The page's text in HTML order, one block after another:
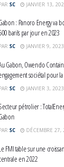
SC JANVIER 13,
: Panoro Energy va
barils par jour en 2023
SC JANVIER 9, 2023
Gabon, Owendo
sociétal pour
SC JANVIER 3, 2023
pétrolier :
SC DÉCEMBRE 27,
FMI table sur une
en 2022